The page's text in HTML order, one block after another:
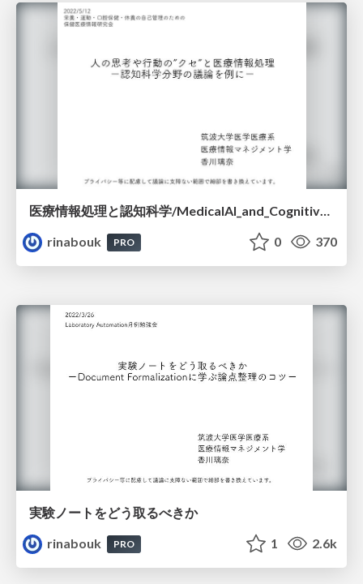
医療情報処理と認知科学/MedicalAI_and_CognitiveBiases
rinabouk
PRO 0 370
実験ノートをどう取るべきか
rinabouk
PRO 1 2.6k